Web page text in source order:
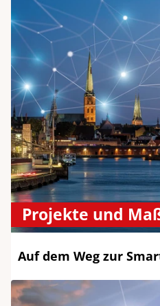
Projekte und
Auf dem Weg zur